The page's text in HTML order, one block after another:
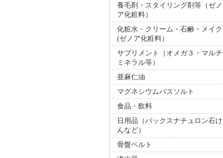
養毛剤・スタイリング剤等（ゼノ
ア化粧料）
化粧水・クリーム・石鹸・メイク
(ゼノア化粧料）
サプリメント（オメガ３・マルチ
ミネラル等）
亜麻仁油
マグネシウムバスソルト
食品・飲料
日用品（パックスナチュロン石け
んなど）
骨盤ベルト